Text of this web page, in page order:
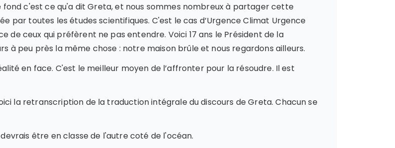
fond c'est ce qu'a dit Greta, et nous sommes nombreux à partager cette
par toutes les études scientifiques. C'est le cas d’Urgence Climat Urgence
de ceux qui préfèrent ne pas entendre. Voici 17 ans le Président de la
à peu près la même chose : notre maison brûle et nous regardons ailleurs.
en face. C'est le meilleur moyen de l’affronter pour la résoudre. Il est
la retranscription de la traduction intégrale du discours de Greta. Chacun se
être en classe de l'autre coté de l'océan.